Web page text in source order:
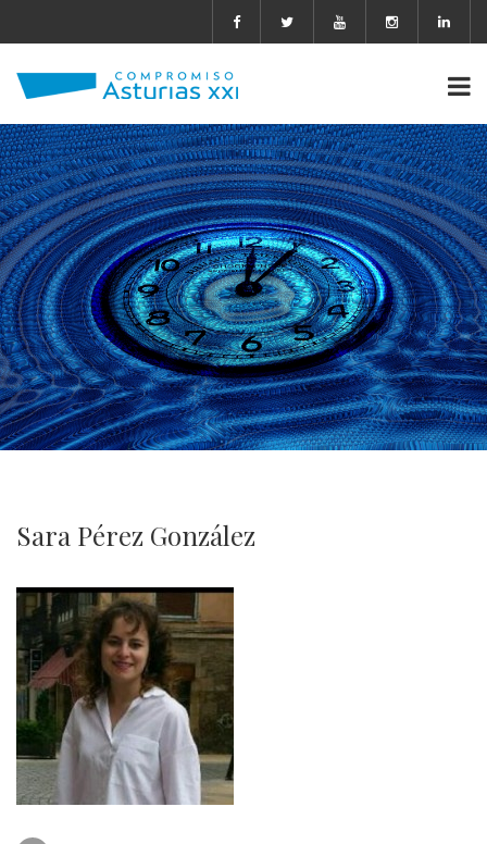
Sara Pérez González